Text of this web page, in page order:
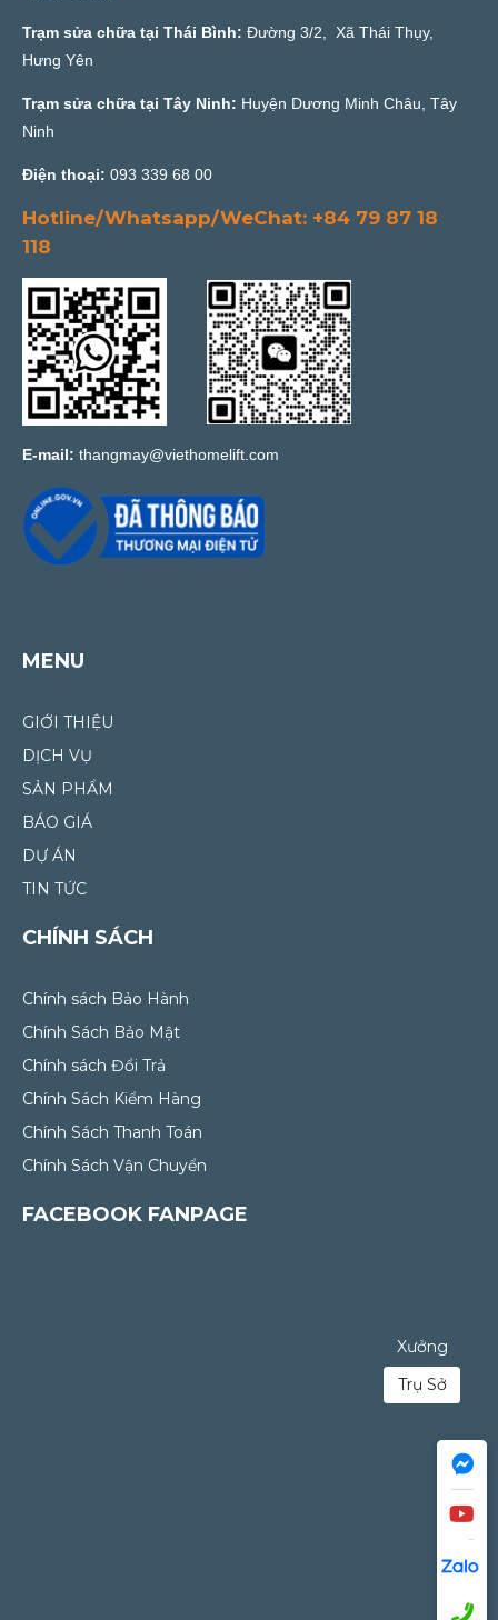
Trạm sửa chữa tại Thái Bình: Đường 3/2, Xã Thái Thụy,
Hưng Yên
Trạm sửa chữa tại Tây Ninh: Huyện Dương Minh Châu, Tây
Ninh
Điện thoại: 093 339 68 00
Hotline/Whatsapp/WeChat: +84 79 87 18
118
E-mail: thangmay@viethomelift.com
MENU
GIỚI THIỆU
DỊCH VỤ
SẢN PHẨM
BÁO GIÁ
DỰ ÁN
TIN TỨC
CHÍNH SÁCH
Chính sách Bảo Hành
Chính Sách Bảo Mật
Chính sách Đổi Trả
Chính Sách Kiểm Hàng
Chính Sách Thanh Toán
Chính Sách Vận Chuyển
FACEBOOK FANPAGE
Xưởng
Trụ Sở